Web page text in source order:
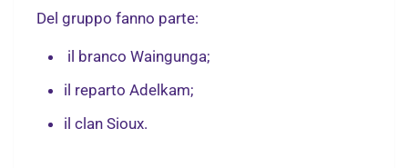
Del gruppo fanno parte:
il branco Waingunga;
il reparto Adelkam;
il clan Sioux.